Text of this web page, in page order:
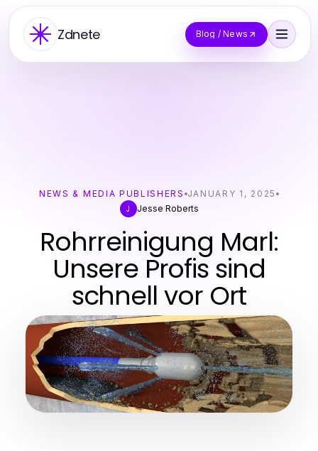
Zdnete Blog / News
NEWS & MEDIA PUBLISHERS JANUARY 1, 2025
J
Jesse Roberts
Rohrreinigung Marl:
Unsere Profis sind
schnell vor Ort